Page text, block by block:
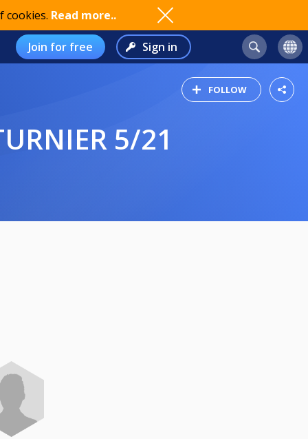
cookies. Read more..
Join for free Sign in
FOLLOW
5/21